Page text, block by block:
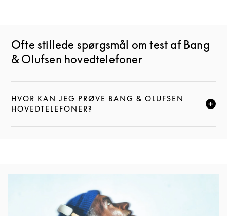
Ofte stillede spørgsmål om test af Bang
& Olufsen hovedtelefoner
HVOR KAN JEG PRØVE BANG & OLUFSEN
HOVEDTELEFONER?
KLIK FOR AT UDVIDE DENNE BESKRIVELSE, OG